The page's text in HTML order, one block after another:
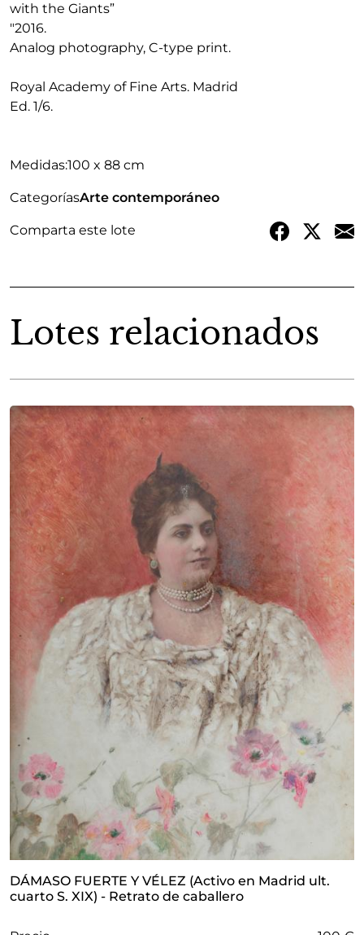
with the Giants”
"2016.
Analog photography, C-type print.
Royal Academy of Fine Arts. Madrid
Ed. 1/6.
Medidas:100 x 88 cm
CategoríasArte contemporáneo
Comparta este lote
Lotes relacionados
DÁMASO FUERTE Y VÉLEZ (Activo en Madrid ult.
cuarto S. XIX) - Retrato de caballero